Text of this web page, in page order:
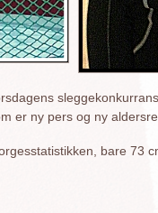
er ny pers og ny
bare 73